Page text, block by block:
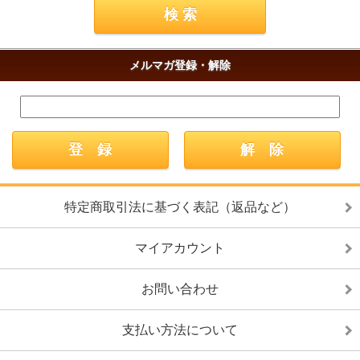
メルマガ登録・解除
特定商取引法に基づく表記（返品など）
マイアカウント
お問い合わせ
支払い方法について